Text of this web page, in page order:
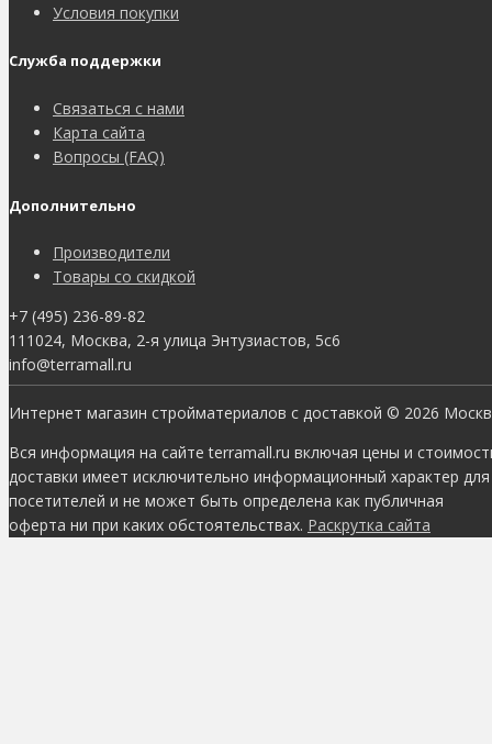
Условия покупки
Служба поддержки
Связаться с нами
Карта сайта
Вопросы (FAQ)
Дополнительно
Производители
Товары со скидкой
+7 (495) 236-89-82
111024, Москва, 2-я улица Энтузиастов, 5с6
info@terramall.ru
Интернет магазин стройматериалов с доставкой © 2026
Вся информация на сайте terramall.ru включая цены и
доставки имеет исключительно информационный характер для
посетителей и не может быть определена как публичная
оферта ни при каких обстоятельствах. Раскрутка сайта